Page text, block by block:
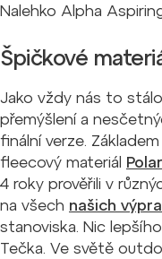
Nalehko Alpha
Špičkové
Jako vždy nás to
přemýšlení a
finální verze.
fleecový materiál
4 roky prověřili v
na všech našich
stanoviska. Nic
Tečka. Ve světě